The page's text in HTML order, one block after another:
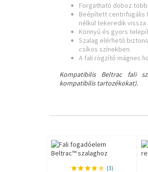
Forgatható doboz
Beépített centrifugális
nélkül tekeredik vissza
Könnyű és gyors
Szalag elérhető
csíkos színekben.
A fali rögzítő mágnes
Kompatibilis Beltrac fali
kompatibilis tartozékokat).
(3)